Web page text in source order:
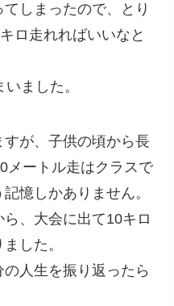
しまったので、とり
ロ走れればいいなと
ました。
が、子供の頃から長
メートル走はクラスで
憶しかありません。
、大会に出て10キロ
した。
人生を振り返ったら